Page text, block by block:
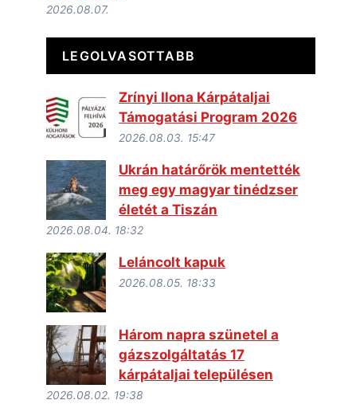
2026.08.07.
LEGOLVASOTTABB
Zrínyi Ilona Kárpátaljai
Támogatási Program 2026
2026.08.03. 15:47
Ukrán határőrök mentették
meg egy magyar tinédzser
életét a Tiszán
2026.08.04. 18:32
Leláncolt kapuk
2026.08.05. 18:33
Három napra szünetel a
gázszolgáltatás 17
kárpátaljai településen
2026.08.02. 19:38